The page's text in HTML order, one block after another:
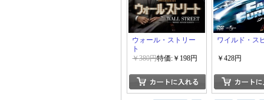
ウォール・ストリー
ト
￥380円特価:￥198円
ワイルド・ス
￥428円